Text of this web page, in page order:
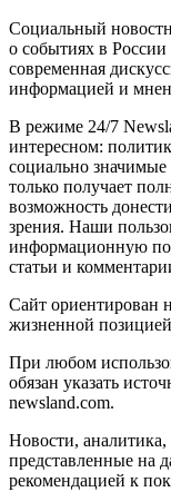
Социальный
о событиях в
современная
информацией и
В режиме 24/7
интересном:
социально
только получает
возможность
зрения. Наши
информационную
статьи и
Сайт ориентирован
жизненной
При любом
обязан указать
newsland.com.
Новости,
представленные на
рекомендацией к